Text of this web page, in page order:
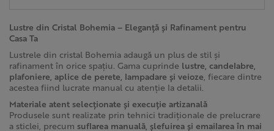
Lustre din Cristal Bohemia – Eleganță și Rafinament pentru
Casa Ta
Lustrele din cristal Bohemia adaugă un plus de stil și
rafinament în orice spațiu. Gama cuprinde lustre, candelabre,
plafoniere, aplice de perete, lampadare și veioze , fiecare dintre
acestea fiind lucrate manual cu atenție la detalii.
Materiale atent selecționate și execuție artizanală
Produsele sunt realizate prin tehnici tradiționale de prelucrare
a sticlei, precum suflarea manuală, șlefuirea și emailarea în mai